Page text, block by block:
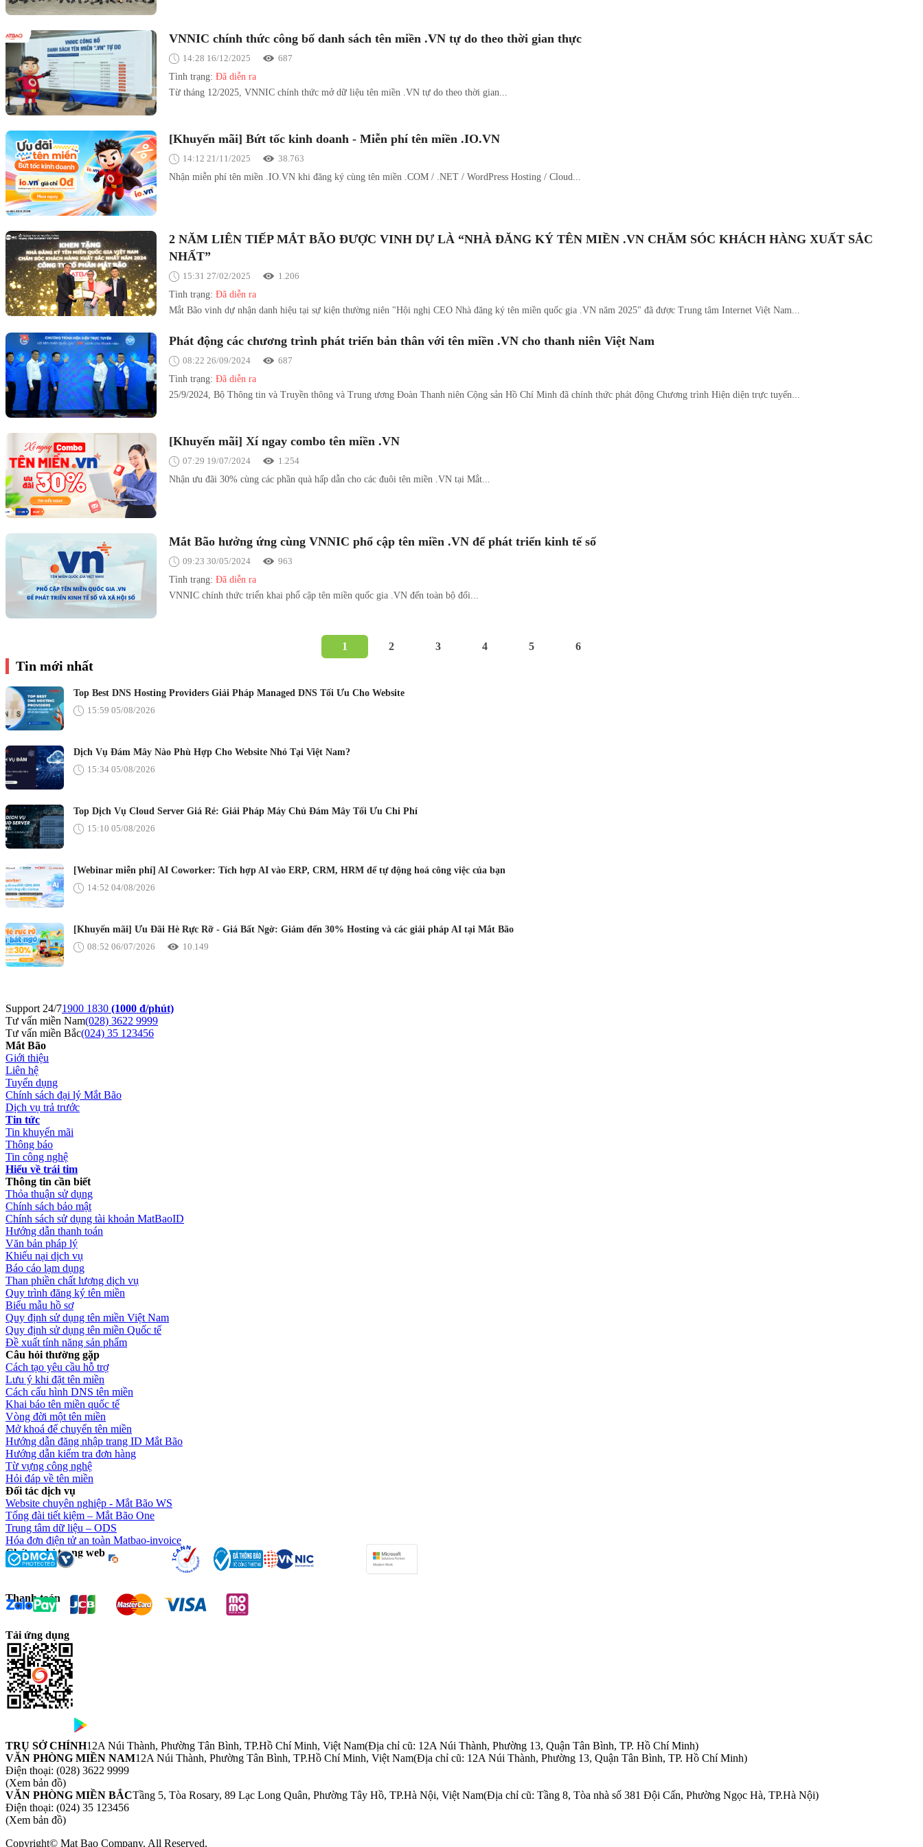
VNNIC chính thức công bố danh sách tên miền .VN tự do theo thời gian thực
14:28 16/12/2025
687
Tình trạng: Đã diễn ra
Từ tháng 12/2025, VNNIC chính thức mở dữ liệu tên miền .VN tự do theo thời gian...
[Khuyến mãi] Bứt tốc kinh doanh - Miễn phí tên miền .IO.VN
14:12 21/11/2025
38.763
Nhận miễn phí tên miền .IO.VN khi đăng ký cùng tên miền .COM / .NET / WordPress Hosting / Cloud...
2 NĂM LIÊN TIẾP MẮT BÃO ĐƯỢC VINH DỰ LÀ “NHÀ ĐĂNG KÝ TÊN MIỀN .VN CHĂM SÓC KHÁCH HÀNG XUẤT SẮC
NHẤT”
15:31 27/02/2025
1.206
Tình trạng: Đã diễn ra
Mắt Bão vinh dự nhận danh hiệu tại sự kiện thường niên "Hội nghị CEO Nhà đăng ký tên miền quốc gia .VN năm 2025" đã được Trung tâm Internet Việt Nam...
Phát động các chương trình phát triển bản thân với tên miền .VN cho thanh niên Việt Nam
08:22 26/09/2024
687
Tình trạng: Đã diễn ra
25/9/2024, Bộ Thông tin và Truyền thông và Trung ương Đoàn Thanh niên Cộng sản Hồ Chí Minh đã chính thức phát động Chương trình Hiện diện trực tuyến...
[Khuyến mãi] Xí ngay combo tên miền .VN
07:29 19/07/2024
1.254
Nhận ưu đãi 30% cùng các phần quà hấp dẫn cho các đuôi tên miền .VN tại Mắt...
Mắt Bão hưởng ứng cùng VNNIC phổ cập tên miền .VN để phát triển kinh tế số
09:23 30/05/2024
963
Tình trạng: Đã diễn ra
VNNIC chính thức triển khai phổ cập tên miền quốc gia .VN đến toàn bộ đối...
1 2 3 4 5 6
Tin mới nhất
Top Best DNS Hosting Providers Giải Pháp Managed DNS Tối Ưu Cho Website
15:59 05/08/2026
Dịch Vụ Đám Mây Nào Phù Hợp Cho Website Nhỏ Tại Việt Nam?
15:34 05/08/2026
Top Dịch Vụ Cloud Server Giá Rẻ: Giải Pháp Máy Chủ Đám Mây Tối Ưu Chi Phí
15:10 05/08/2026
[Webinar miễn phí] AI Coworker: Tích hợp AI vào ERP, CRM, HRM để tự động hoá công việc của bạn
14:52 04/08/2026
[Khuyến mãi] Ưu Đãi Hè Rực Rỡ - Giá Bất Ngờ: Giảm đến 30% Hosting và các giải pháp AI tại Mắt Bão
08:52 06/07/2026
10.149
Support 24/71900 1830 (1000 đ/phút)
Tư vấn miền Nam(028) 3622 9999
Tư vấn miền Bắc(024) 35 123456
Mắt Bão
Giới thiệu
Liên hệ
Tuyển dụng
Chính sách đại lý Mắt Bão
Dịch vụ trả trước
Tin tức
Tin khuyến mãi
Thông báo
Tin công nghệ
Hiểu về trái tim
Thông tin cần biết
Thỏa thuận sử dụng
Chính sách bảo mật
Chính sách sử dụng tài khoản MatBaoID
Hướng dẫn thanh toán
Văn bản pháp lý
Khiếu nại dịch vụ
Báo cáo lạm dụng
Than phiền chất lượng dịch vụ
Quy trình đăng ký tên miền
Biểu mẫu hồ sơ
Quy định sử dụng tên miền Việt Nam
Quy định sử dụng tên miền Quốc tế
Đề xuất tính năng sản phẩm
Câu hỏi thường gặp
Cách tạo yêu cầu hỗ trợ
Lưu ý khi đặt tên miền
Cách cấu hình DNS tên miền
Khai báo tên miền quốc tế
Vòng đời một tên miền
Mở khoá để chuyển tên miền
Hướng dẫn đăng nhập trang ID Mắt Bão
Hướng dẫn kiểm tra đơn hàng
Từ vựng công nghệ
Hỏi đáp về tên miền
Đối tác dịch vụ
Website chuyên nghiệp - Mắt Bão WS
Tổng đài tiết kiệm – Mắt Bão One
Trung tâm dữ liệu – ODS
Hóa đơn điện tử an toàn Matbao-invoice
Chứng chỉ trang web
Thanh toán
Tải ứng dụng
TRỤ SỞ CHÍNH12A Núi Thành, Phường Tân Bình, TP.Hồ Chí Minh, Việt Nam(Địa chỉ cũ: 12A Núi Thành, Phường 13, Quận Tân Bình, TP. Hồ Chí Minh)
VĂN PHÒNG MIỀN NAM12A Núi Thành, Phường Tân Bình, TP.Hồ Chí Minh, Việt Nam(Địa chỉ cũ: 12A Núi Thành, Phường 13, Quận Tân Bình, TP. Hồ Chí Minh)
Điện thoại: (028) 3622 9999
(Xem bản đồ)
VĂN PHÒNG MIỀN BẮCTầng 5, Tòa Rosary, 89 Lạc Long Quân, Phường Tây Hồ, TP.Hà Nội, Việt Nam(Địa chỉ cũ: Tầng 8, Tòa nhà số 381 Đội Cấn, Phường Ngọc Hà, TP.Hà Nội)
Điện thoại: (024) 35 123456
(Xem bản đồ)
Copyright© Mat Bao Company. All Reserved.